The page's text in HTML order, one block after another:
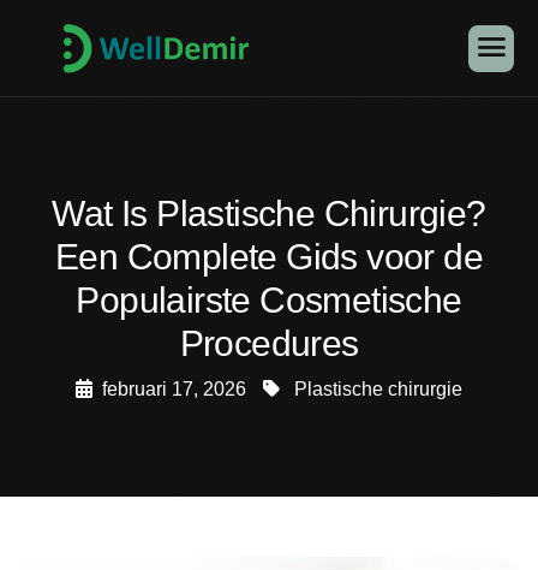
Wat Is Plastische Chirurgie?
Een Complete Gids voor de
Populairste Cosmetische
Procedures
februari 17, 2026 Plastische chirurgie